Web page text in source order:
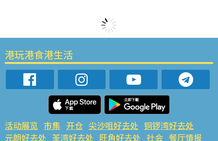
港玩港食港生活
活动展览 市集 开仓 尖沙咀好去处 铜锣湾好去处
元朗好去处 荃湾好去处 旺角好去处 社会 餐厅情报